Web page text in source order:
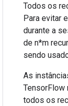
Todos os
Para evitar
durante a
de n*m
sendo
As
TensorFlow
todos os